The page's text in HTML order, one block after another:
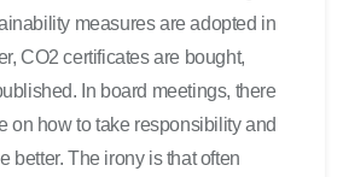
measures are adopted in
CO2 certificates are bought,
In board meetings, there
on how to take responsibility and
better. The irony is that often